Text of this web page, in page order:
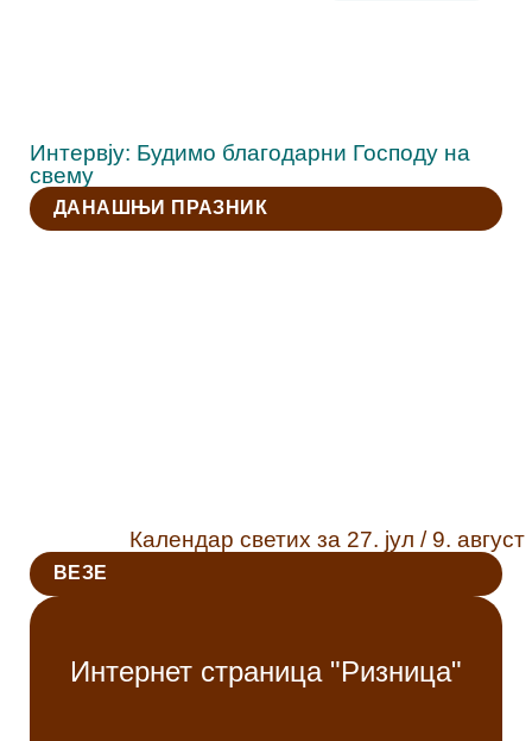
Интервју: Будимо благодарни Господу на
свему
ДАНАШЊИ ПРАЗНИК
Календар светих за 27. јул / 9. август
ВЕЗЕ
Интернет страница "Ризница"